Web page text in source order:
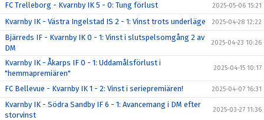
FC Trelleborg - Kvarnby IK 5 - 0: Tung förlust 2025-05-06 15:21
Kvarnby IK - Västra Ingelstad IS 2 - 1: Vinst trots underläge 2025-04-28 12:22
Bjärreds IF - Kvarnby IK 0 - 1: Vinst i slutspelsomgång 2 av
DM
2025-04-23 10:26
Kvarnby IK - Åkarps IF 0 - 1: Uddamålsförlust i
"hemmapremiären"
2025-04-15 10:17
FC Bellevue - Kvarnby IK 1 - 2: Vinst i seriepremiären! 2025-04-07 16:31
Kvarnby IK - Södra Sandby IF 6 - 1: Avancemang i DM efter
storvinst
2025-03-27 11:36